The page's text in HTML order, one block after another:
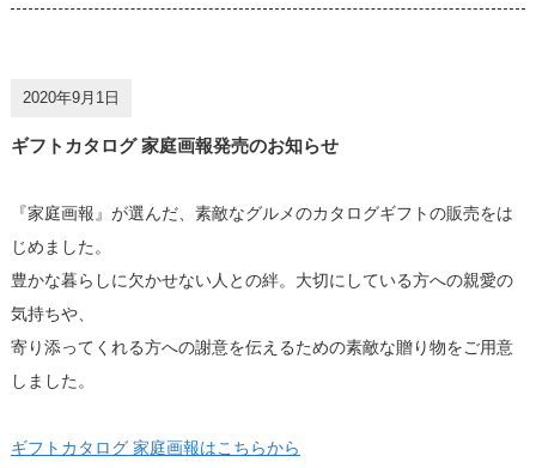
2020年9月1日
ギフトカタログ 家庭画報発売のお知らせ
『家庭画報』が選んだ、素敵なグルメのカタログギフトの販売をは
じめました。
豊かな暮らしに欠かせない人との絆。大切にしている方への親愛の
気持ちや、
寄り添ってくれる方への謝意を伝えるための素敵な贈り物をご用意
しました。
ギフトカタログ 家庭画報はこちらから